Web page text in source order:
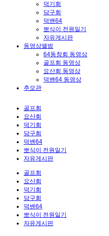
덕기회
당구회
덕밴64
뽀식이 전원일기
자유게시판
동영상앨범
64동창회 동영상
골프회 동영상
요산회 동영상
덕밴64 동영상
추모관
골프회
요산회
덕기회
당구회
덕밴64
뽀식이 전원일기
자유게시판
골프회
요산회
덕기회
당구회
덕밴64
뽀식이 전원일기
자유게시판